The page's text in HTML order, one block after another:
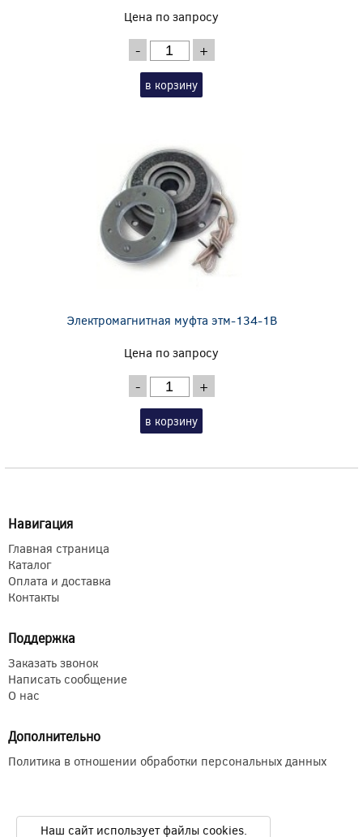
Цена по запросу
- +
в корзину
Электромагнитная муфта этм-134-1В
Цена по запросу
- +
в корзину
Навигация
Главная страница
Каталог
Оплата и доставка
Контакты
Поддержка
Заказать звонок
Написать сообщение
О нас
Дополнительно
Политика в отношении обработки персональных данных
Наш сайт использует файлы cookies.